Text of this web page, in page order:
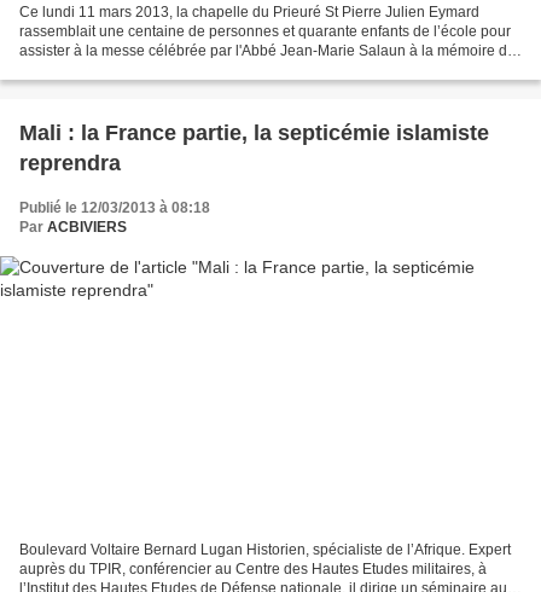
Ce lundi 11 mars 2013, la chapelle du Prieuré St Pierre Julien Eymard
rassemblait une centaine de personnes et quarante enfants de l’école pour
assister à la messe célébrée par l'Abbé Jean-Marie Salaun à la mémoire du
Mali : la France partie, la septicémie islamiste
reprendra
Publié le 12/03/2013 à 08:18
Par ACBIVIERS
Boulevard Voltaire Bernard Lugan Historien, spécialiste de l’Afrique. Expert
auprès du TPIR, conférencier au Centre des Hautes Etudes militaires, à
l’Institut des Hautes Etudes de Défense nationale, il dirige un séminaire au